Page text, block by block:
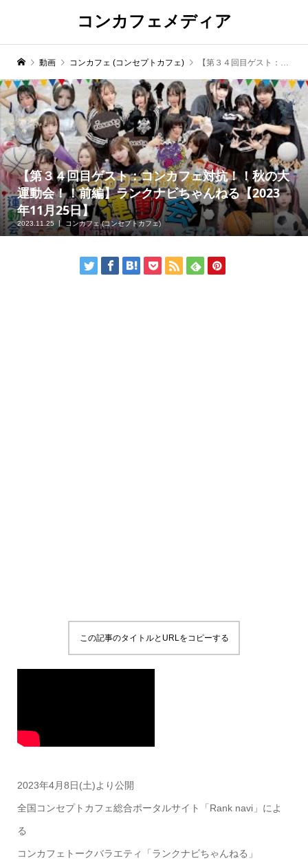
コンカフェメディア
動画 コンカフェ (コンセプトカフェ) 【第３４回目ゲスト：コンカフェ対抗！！秋の大運動会！！前編】ランクナビちゃんねる【2023年11月25日】
【第３４回目ゲスト：コンカフェ対抗！！秋の大
運動会！！前編】ランクナビちゃんねる【2023
年11月25日】
2023.11.25 コンカフェ (コンセプトカフェ)
この記事のタイトルとURLをコピーする
2023年4月8日(土)より公開
全国コンセプトカフェ総合ポータルサイト「Rank navi」によ
る
コンカフェトークバラエティ「ランクナビちゃんねる」